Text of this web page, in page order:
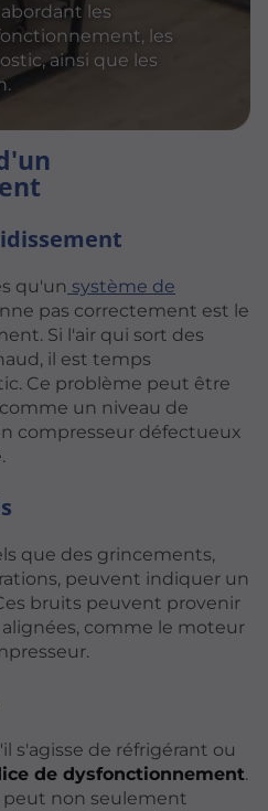
les
les
ainsi que les
qu'un système de
pas correctement est le
Si l'air qui sort des
il est temps
Ce problème peut être
un niveau de
compresseur défectueux
que des grincements,
peuvent indiquer un
bruits peuvent provenir
comme le moteur
s'agisse de réfrigérant ou
de dysfonctionnement.
peut non seulement